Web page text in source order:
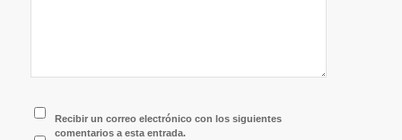
Recibir un correo electrónico con los siguientes
comentarios a esta entrada.